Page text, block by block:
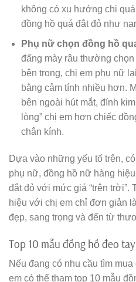
không có xu hướng chi
đồng hồ quá đắt đỏ như
Phụ nữ chọn đồng hồ
đấng mày râu thường
bên trong, chị em phụ nữ
bằng cảm tính nhiều hơn.
bên ngoài hút mắt, đính
lòng” chị em hơn chiếc
chân kính.
Dựa vào những yếu tố trên,
phụ nữ, đồng hồ nữ hàng
đắt đỏ với mức giá “trên trời”.
hiệu với chị em chỉ đơn giản
đẹp, sang trọng và đến từ
Top 10 mẫu đồng hồ đeo
Nếu đang có nhu cầu tìm
em có thể tham top 10 mẫu